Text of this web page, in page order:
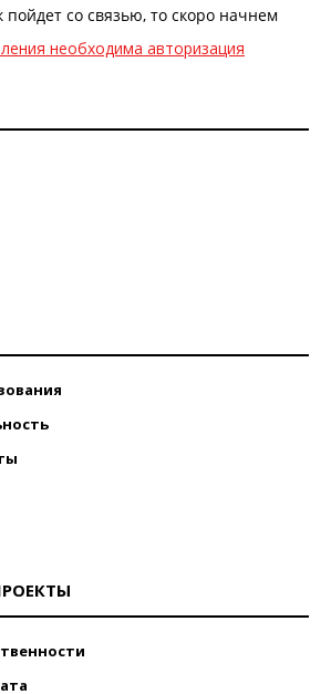
необходима авторизация